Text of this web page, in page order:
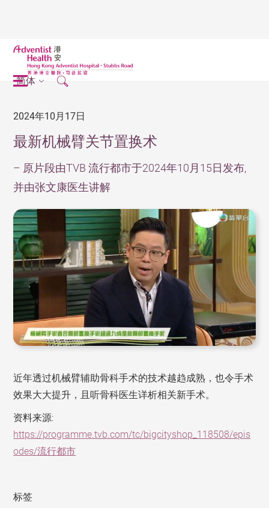
简体
2024年10月17日
最新机械臂关节置换术
– 原片段由TVB 流行都市于2024年10月15日发布,
并由张文康医生讲解
近年透过机械臂辅助骨科手术的技术越趋成熟，也令手术
效果大大提升，且听骨科医生详析相关新手术。
资料来源:
https://programme.tvb.com/tc/bigcityshop_118508/epis
odes/流行都市
标签